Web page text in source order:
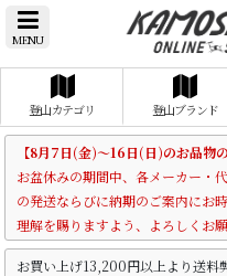
MENU
登山カテゴリ 登山ブランド
【8月7日(金)～16日(日)のお品物
お盆休みの期間中、各メーカー・
の発送ならびに納期のご案内にお
理解を賜りますよう、よろしくお願
お買い上げ13,200円以上より送料